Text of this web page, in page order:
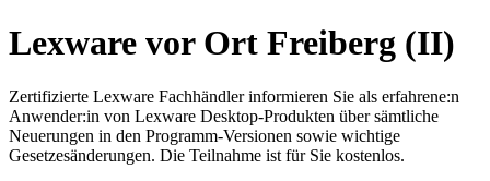
Lexware vor Ort Freiberg (II)
Zertifizierte Lexware Fachhändler informieren Sie als erfahrene:n
Anwender:in von Lexware Desktop-Produkten über sämtliche
Neuerungen in den Programm-Versionen sowie wichtige
Gesetzesänderungen. Die Teilnahme ist für Sie kostenlos.